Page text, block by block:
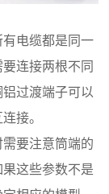
电缆都是同一
连接两根不同
过渡端子可以
接。
要注意筒端的
这些参数不是